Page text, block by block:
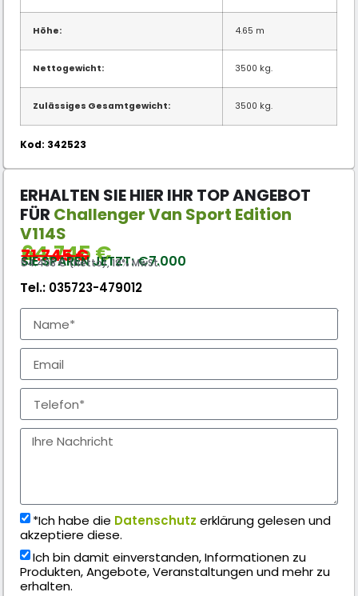
Höhe: 4.65 m
Nettogewicht: 3500 kg.
Zulässiges Gesamtgewicht: 3500 kg.
Kod: 342523
ERHALTEN SIE HIER IHR TOP ANGEBOT
FÜR Challenger Van Sport Edition
V114S
64.745€
71.745€
SIE SPAREN JETZT: €7.000
54.408 € (Netto), 19% MwSt.
Tel.: 035723-479012
*Ich habe die Datenschutz erklärung gelesen und
akzeptiere diese.
Ich bin damit einverstanden, Informationen zu
Produkten, Angebote, Veranstaltungen und mehr zu
erhalten.